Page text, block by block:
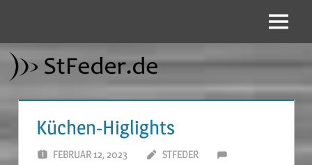
springen
Menü
Küchen-Higlights
FEBRUAR 12, 2023
STFEDER